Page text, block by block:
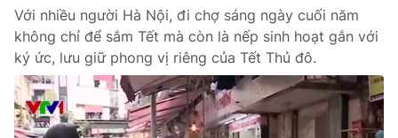
Với nhiều người Hà Nội, đi chợ sáng ngày cuối năm
không chỉ để sắm Tết mà còn là nếp sinh hoạt gắn với
ký ức, lưu giữ phong vị riêng của Tết Thủ đô.